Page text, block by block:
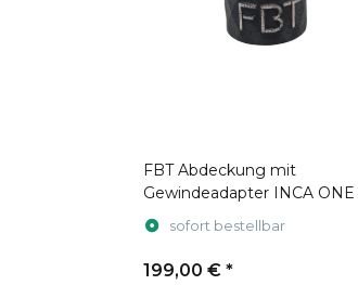
FBT Abdeckung mit
Gewindeadapter INCA ONE
sofort bestellbar
199,00 € *